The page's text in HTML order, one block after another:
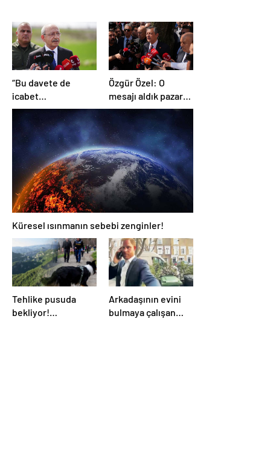
“Bu davete de
icabet
etmeyeceğim”
Özgür Özel: O
mesajı aldık pazar
günü ve ‘hayır’
diyoruz
Küresel ısınmanın sebebi zenginler!
Tehlike pusuda
bekliyor!
Arkadaşının evini
bulmaya çalışan